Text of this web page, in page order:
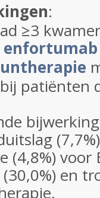
:
≥3
patiënten
(4,8%) voor
en